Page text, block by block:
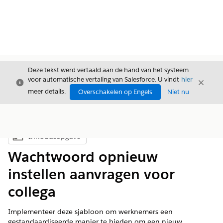
Sluiten
Deze tekst werd vertaald aan de hand van het systeem
voor automatische vertaling van Salesforce. U vindt hier
meer details.
Overschakelen op Engels Niet nu
Sluiten
Inhoudsopgave weergeven
Inhoudsopgave
Wachtwoord opnieuw
instellen aanvragen voor
collega
Implementeer deze sjabloon om werknemers een